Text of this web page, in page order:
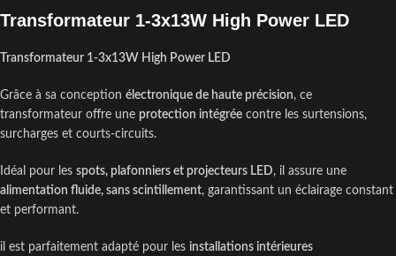
Transformateur 1-3x13W High Power LED
Transformateur 1-3x13W High Power LED
Grâce à sa conception électronique de haute précision, ce
transformateur offre une protection intégrée contre les surtensions,
surcharges et courts-circuits.
Idéal pour les spots, plafonniers et projecteurs LED, il assure une
alimentation fluide, sans scintillement, garantissant un éclairage constant
et performant.
il est parfaitement adapté pour les installations intérieures